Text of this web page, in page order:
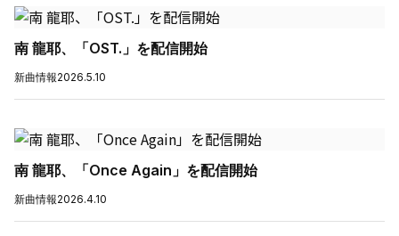
南 龍耶、「OST.」を配信開始
新曲情報2026.5.10
南 龍耶、「Once Again」を配信開始
新曲情報2026.4.10